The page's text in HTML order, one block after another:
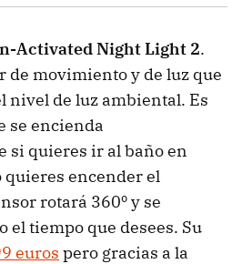
Activated Night Light 2.
de movimiento y de luz que
nivel de luz ambiental. Es
se encienda
si quieres ir al baño en
quieres encender el
rotará 360º y se
el tiempo que desees. Su
euros pero gracias a la